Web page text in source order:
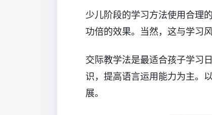
少儿阶段的学习方法使用合理
功倍的效果。当然，这与学习
交际教学法是最适合孩子学习
识，提高语言运用能力为主。
展。